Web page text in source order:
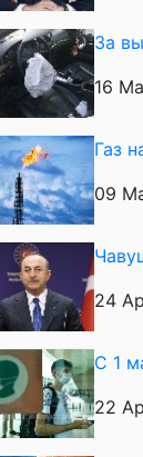
За
16
Газ
09
24
С 1
22